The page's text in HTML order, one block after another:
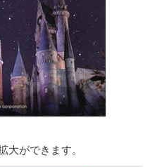
大ができます。